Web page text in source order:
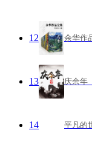
12 余华作
13 庆余年
14 平凡的